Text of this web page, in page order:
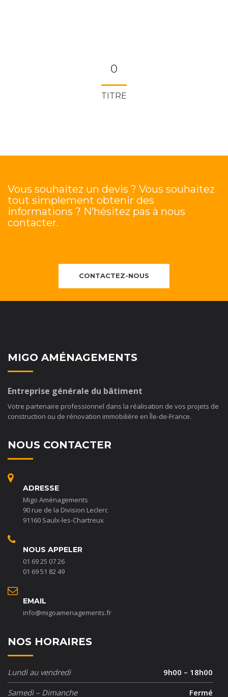
0
TITRE
Vous souhaitez un devis ? Vous souhaitez
tout simplement obtenir des
informations ? N’hésitez pas à nous
contacter.
CONTACTEZ-NOUS
MIGO AMÉNAGEMENTS
Entreprise générale du bâtiment
Votre partenaire professionnel dans la réalisation de vos projets de
construction ou de rénovation immobilière en Île-de-France.
NOUS CONTACTER
ADRESSE
Migo Aménagements
90 rue de la Division Leclerc
91160 Saulx-les-Chartreux
NOUS APPELER
01 69 25 07 26
01 69 51 82 49
EMAIL
info@migoamenagements.fr
NOS HORAIRES
Lundi au vendredi
9h00 – 18h00
Samedi – Dimanche
Fermé